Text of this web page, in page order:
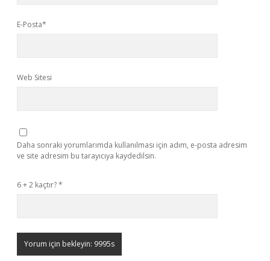
E-Posta*
Web Sitesi
Daha sonraki yorumlarımda kullanılması için adım, e-posta adresim
ve site adresim bu tarayıcıya kaydedilsin.
6 + 2 kaçtır?*